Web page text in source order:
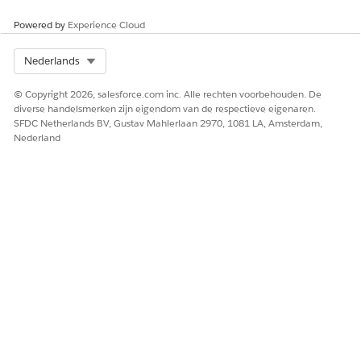
Powered by Experience Cloud
Nederlands
© Copyright 2026, salesforce.com inc. Alle rechten voorbehouden. De
diverse handelsmerken zijn eigendom van de respectieve eigenaren.
SFDC Netherlands BV, Gustav Mahlerlaan 2970, 1081 LA, Amsterdam,
Nederland